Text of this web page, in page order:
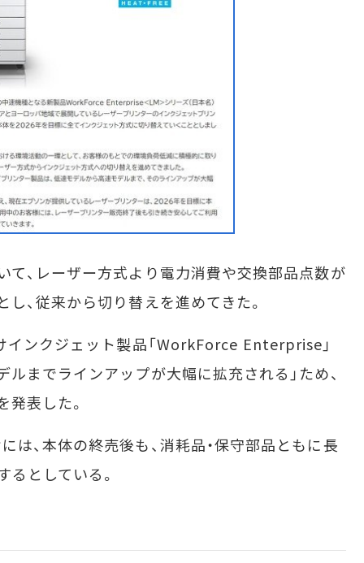
、レーザー方式より電力消費や交換部品点数が
、従来から切り替えを進めてきた。
ンクジェット製品「WorkForce Enterprise」
までラインアップが大幅に拡充される」ため、
表した。
、本体の終売後も、消耗品・保守部品ともに長
るとしている。